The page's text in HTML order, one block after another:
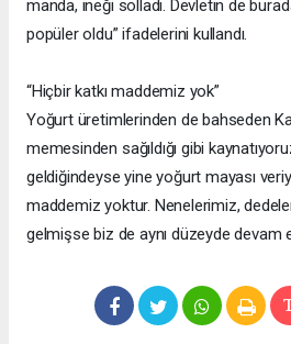
manda, ineği solladı. Devletin de
popüler oldu” ifadelerini kullandı.
“Hiçbir katkı maddemiz yok”
Yoğurt üretimlerinden de bahseden
memesinden sağıldığı gibi
geldiğindeyse yine yoğurt mayası
maddemiz yoktur. Nenelerimiz,
gelmişse biz de aynı düzeyde devam